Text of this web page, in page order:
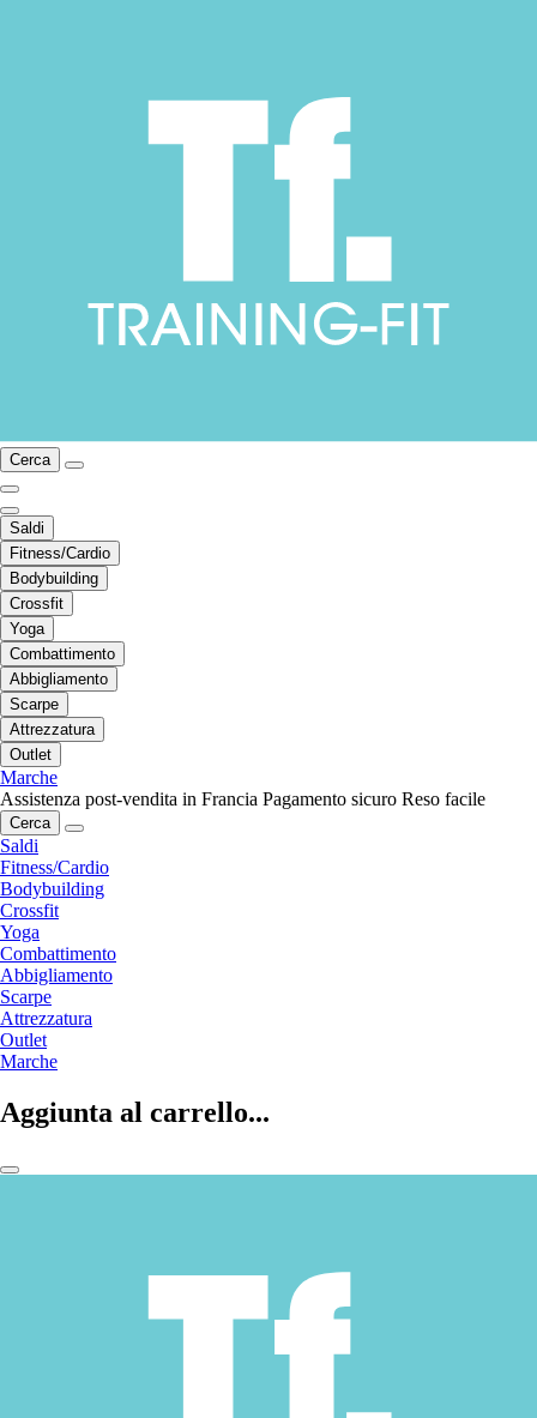
Cerca
Saldi
Fitness/Cardio
Bodybuilding
Crossfit
Yoga
Combattimento
Abbigliamento
Scarpe
Attrezzatura
Outlet
Marche
Assistenza post-vendita in Francia Pagamento sicuro Reso facile
Cerca
Saldi
Fitness/Cardio
Bodybuilding
Crossfit
Yoga
Combattimento
Abbigliamento
Scarpe
Attrezzatura
Outlet
Marche
Aggiunta al carrello...